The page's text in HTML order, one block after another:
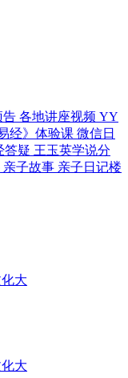
告 各地讲座视频 YY
易经》体验课 微信日
答疑 王玉英学说分
亲子故事 亲子日记楼
大
大